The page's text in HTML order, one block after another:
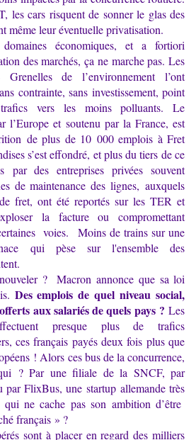
les cars risquent de sonner le glas des
même leur éventuelle privatisation.
économiques, et a fortiori
des marchés, ça ne marche pas. Les
Grenelles de l’environnement l’ont
contrainte, sans investissement, point
vers les moins polluants. Le
l’Europe et soutenu par la France, est
de plus de 10 000 emplois à Fret
s’est effondré, et plus du tiers de ce
par des entreprises privées souvent
de maintenance des lignes, auxquels
fret, ont été reportés sur les TER et
la facture ou compromettant
voies. Moins de trains sur une
qui pèse sur l'ensemble des
? Macron annonce que sa loi
Des emplois de quel niveau social,
aux salariés de quels pays ? Les
presque plus de trafics
ces français payés deux fois plus que
! Alors ces bus de la concurrence,
? Par une filiale de la SNCF, par
par FlixBus, une startup allemande très
ne cache pas son ambition d’être
français » ?
sont à placer en regard des milliers